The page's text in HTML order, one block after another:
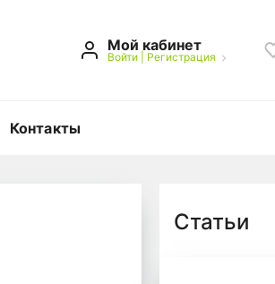
Мой кабинет
Войти| Регистрация
Контакты
Статьи